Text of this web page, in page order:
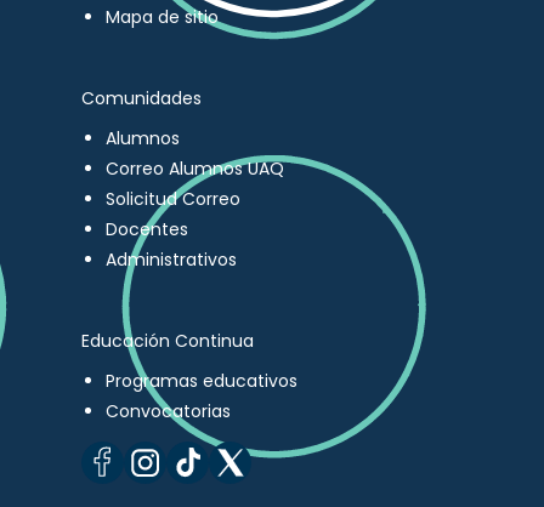
Mapa de sitio
Comunidades
Alumnos
Correo Alumnos UAQ
Solicitud Correo
Docentes
Administrativos
Educación Continua
Programas educativos
Convocatorias